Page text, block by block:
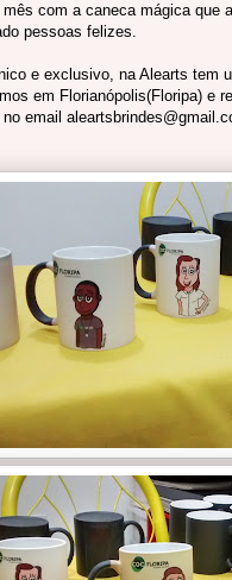
com a caneca mágica que
pessoas felizes.
e exclusivo, na Alearts tem
em Florianópolis(Floripa) e
email